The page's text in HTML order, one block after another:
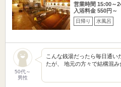
営業時間 15:00～
入浴料金 550円～
日帰り 水風呂
50代～
男性
こんな銭湯だったら毎日通い
たが、 地元の方々で結構混